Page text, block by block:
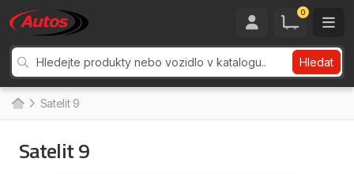
0
Hledat
Satelit 9
Satelit 9